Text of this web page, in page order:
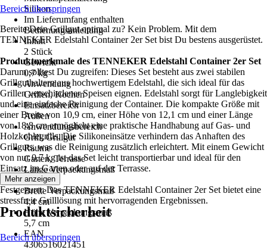
Silikon
Im Lieferumfang enthalten
Bedienungsanleitung
Inhalt
2 Stück
Gewicht
0,7 kg
Anwendung
Grillen, Kochen
Einsatzbereich
Außen
Anwendungsbereich
Grill, Grillgut
Räume
Garten, Terrasse
Länge Verpackungsmaß
5 cm
Breite Verpackungsmaß
4,4 cm
Höhe Verpackungsmaß
5,7 cm
EAN
4306516021451
Bereich überspringen
Bereite Dein Grillgut optimal zu? Kein Problem. Mit dem
TENNEKER Edelstahl Container 2er Set bist Du bestens ausgerüstet.
Produktmerkmale des TENNEKER Edelstahl Container 2er Set
Darum solltest Du zugreifen: Dieses Set besteht aus zwei stabilen
Grillguthaltern aus hochwertigem Edelstahl, die sich ideal für das
Grillen verschiedener Speisen eignen. Edelstahl sorgt für Langlebigkeit
und eine einfache Reinigung der Container. Die kompakte Größe mit
einer Breite von 10,9 cm, einer Höhe von 12,1 cm und einer Länge
von 18,8 cm ermöglicht eine praktische Handhabung auf Gas- und
Holzkohlegrills. Die Silikoneinsätze verhindern das Anhaften des
Grillguts, was die Reinigung zusätzlich erleichtert. Mit einem Gewicht
von nur 0,7 kg ist das Set leicht transportierbar und ideal für den
Einsatz im Garten oder auf der Terrasse.
Festgezurrt: Das TENNEKER Edelstahl Container 2er Set bietet eine
stressfreie Grilllösung mit hervorragenden Ergebnissen.
Mehr anzeigen
Produktsicherheit
Bereich überspringen